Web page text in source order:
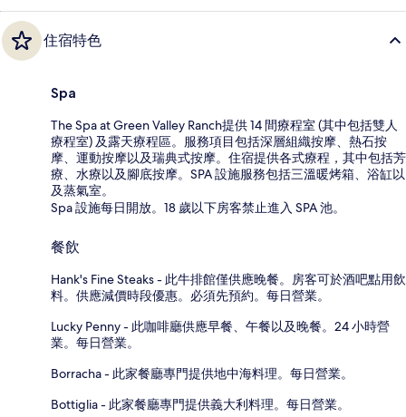
住宿特色
Spa
The Spa at Green Valley Ranch提供 14 間療程室 (其中包括雙人
療程室) 及露天療程區。服務項目包括深層組織按摩、熱石按
摩、運動按摩以及瑞典式按摩。住宿提供各式療程，其中包括芳
療、水療以及腳底按摩。SPA 設施服務包括三溫暖烤箱、浴缸以
及蒸氣室。
Spa 設施每日開放。18 歲以下房客禁止進入 SPA 池。
餐飲
Hank's Fine Steaks - 此牛排館僅供應晚餐。房客可於酒吧點用飲
料。供應減價時段優惠。必須先預約。每日營業。
Lucky Penny - 此咖啡廳供應早餐、午餐以及晚餐。24 小時營
業。每日營業。
Borracha - 此家餐廳專門提供地中海料理。每日營業。
Bottiglia - 此家餐廳專門提供義大利料理。每日營業。